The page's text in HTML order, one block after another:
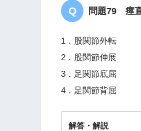
問題79 痙
1．股関節外転
2．股関節伸展
3．足関節底屈
4．足関節背屈
解答・解説